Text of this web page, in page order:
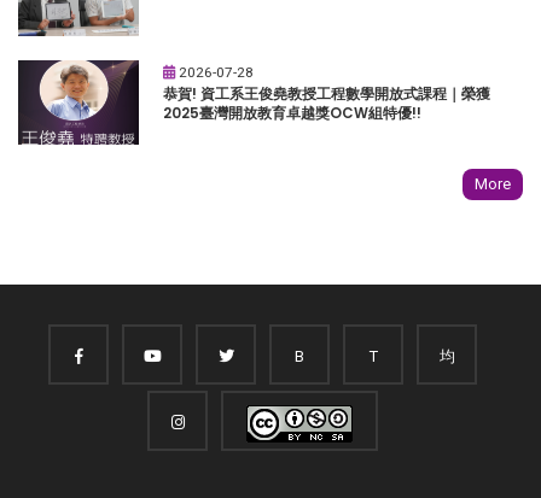
2026-07-28
恭賀! 資工系王俊堯教授工程數學開放式課程｜榮獲
2025臺灣開放教育卓越獎OCW組特優!!
More
B T 均